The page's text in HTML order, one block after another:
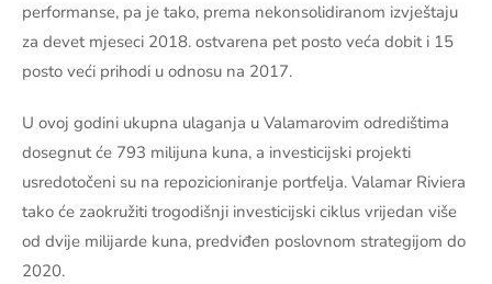
performanse, pa je tako, prema nekonsolidiranom izvještaju
za devet mjeseci 2018. ostvarena pet posto veća dobit i 15
posto veći prihodi u odnosu na 2017.
U ovoj godini ukupna ulaganja u Valamarovim odredištima
dosegnut će 793 milijuna kuna, a investicijski projekti
usredotočeni su na repozicioniranje portfelja. Valamar Riviera
tako će zaokružiti trogodišnji investicijski ciklus vrijedan više
od dvije milijarde kuna, predviđen poslovnom strategijom do
2020.